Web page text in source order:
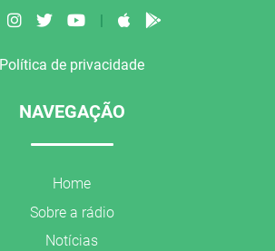
|
Política de privacidade
NAVEGAÇÃO
Home
Sobre a rádio
Notícias